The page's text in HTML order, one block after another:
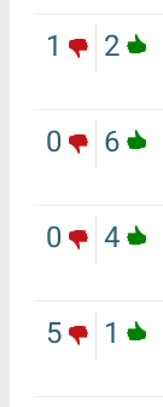
2
1
6
0
4
0
1
5